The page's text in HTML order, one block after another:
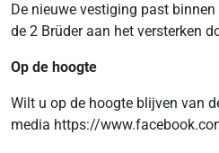
De nieuwe vestiging past
de 2 Brüder aan het versterken
Op de hoogte
Wilt u op de hoogte blijven van
media https://